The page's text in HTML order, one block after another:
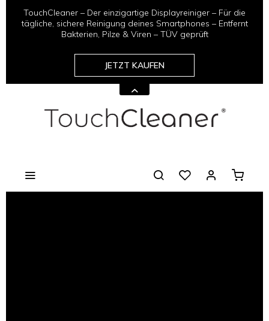
TouchCleaner – Der einzigartige Displayreiniger – Für die
tägliche, sichere Reinigung deines Smartphones – Entfernt
Bakterien, Pilze & Viren – TÜV geprüft
JETZT KAUFEN